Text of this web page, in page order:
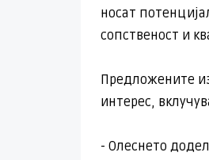
носат
сопственост и
Предложените
интерес,
- Олеснето